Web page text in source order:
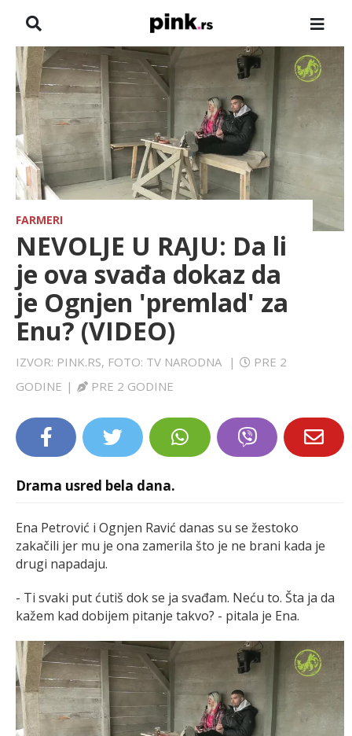
NASLOVNA
VESTI
ZADRUGA
SHOWBIZ
HRONIKA
FARMERI
SPORT
FARMERI
NEVOLJE U RAJU: Da li
je ova svađa dokaz da
je Ognjen 'premlad' za
Enu? (VIDEO)
IZVOR: PINK.RS, FOTO: TV NARODNA |
PRE 2
GODINE | PRE 2 GODINE
Drama usred bela dana.
Ena Petrović i Ognjen Ravić danas su se žestoko
zakačili jer mu je ona zamerila što je ne brani kada je
drugi napadaju.
- Ti svaki put ćutiš dok se ja svađam. Neću to. Šta ja da
kažem kad dobijem pitanje takvo? - pitala je Ena.